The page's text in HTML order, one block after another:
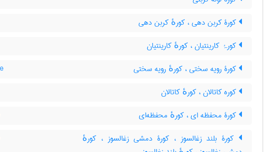
کورۀ کربن دهی ، کورهٔ کربن دهی
کورۂ کارینتیان ، کورهٔ کارینتیان
کورۀ رویه سختی ، کورهٔ رویه سختی
کوره کاتالان ، کورهٔ کاتالان
کورۀ محفظه ای ، کورهٔ محفظه‌ای
کورۀ بلند زغالسوز ، کورۀ دمشی زغالسوز ، کورهٔ